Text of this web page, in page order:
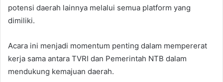
potensi daerah lainnya melalui semua platform yang
dimiliki.
Acara ini menjadi momentum penting dalam mempererat
kerja sama antara TVRI dan Pemerintah NTB dalam
mendukung kemajuan daerah.